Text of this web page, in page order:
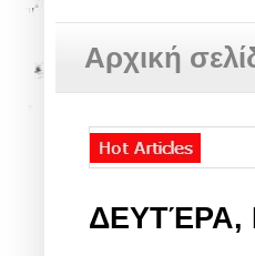
Αρχική
ΔΕΥΤΈΡΑ,